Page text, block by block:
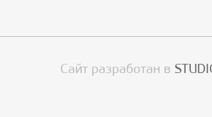
Сайт разработан в